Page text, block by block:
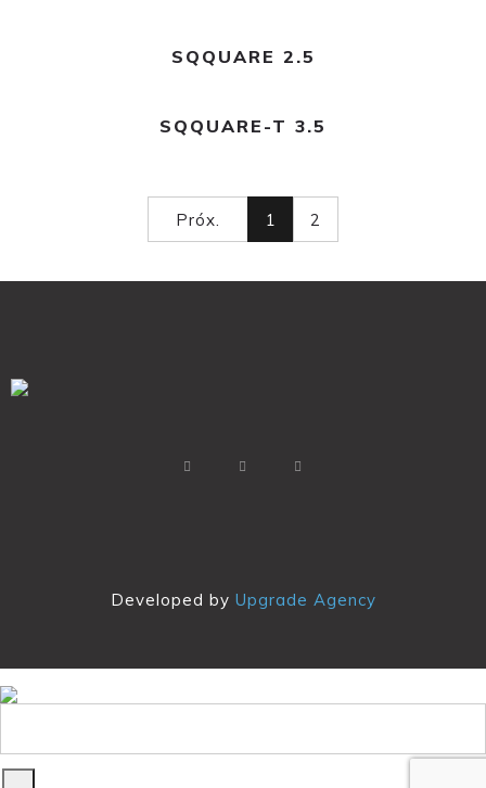
Ler mais
SQQUARE 2.5
Ler mais
SQQUARE-T 3.5
Próx. 1 2
Developed by Upgrade Agency